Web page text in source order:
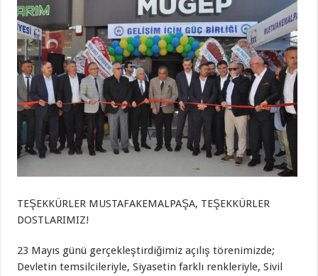
TEŞEKKÜRLER MUSTAFAKEMALPAŞA, TEŞEKKÜRLER
DOSTLARIMIZ!
23 Mayıs günü gerçekleştirdiğimiz açılış törenimizde;
Devletin temsilcileriyle, Siyasetin farklı renkleriyle, Sivil